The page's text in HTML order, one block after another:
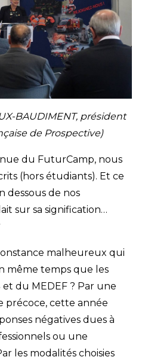
BAUDIMENT, président
de Prospective)
du FuturCamp, nous
(hors étudiants). Et ce
dessous de nos
sur sa signification…
malheureux qui
même temps que les
et du MEDEF ? Par une
précoce, cette année
négatives dues à
ou une
les modalités choisies